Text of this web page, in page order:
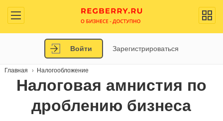
Войти Зарегистрироваться
Главная Налогообложение
Налоговая амнистия по
дроблению бизнеса